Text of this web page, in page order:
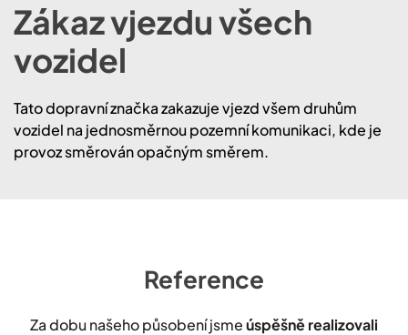
Zákaz vjezdu všech
vozidel
Tato dopravní značka zakazuje vjezd všem druhům
vozidel na jednosměrnou pozemní komunikaci, kde je
provoz směrován opačným směrem.
Reference
Za dobu našeho působení jsmeúspěšně realizovali